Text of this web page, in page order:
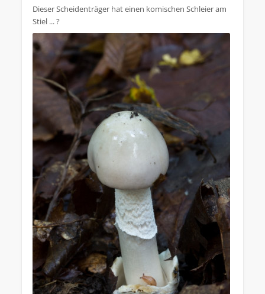
Dieser Scheidenträger hat einen komischen Schleier am
Stiel ... ?